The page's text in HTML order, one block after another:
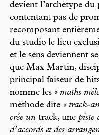
devient l’archétype du
contentant pas de
recomposant
du studio le lieu
et le sens deviennent
que Max Martin,
principal faiseur de
nomme les « maths
méthode dite « track-
crée un track, une piste
d’accords et des